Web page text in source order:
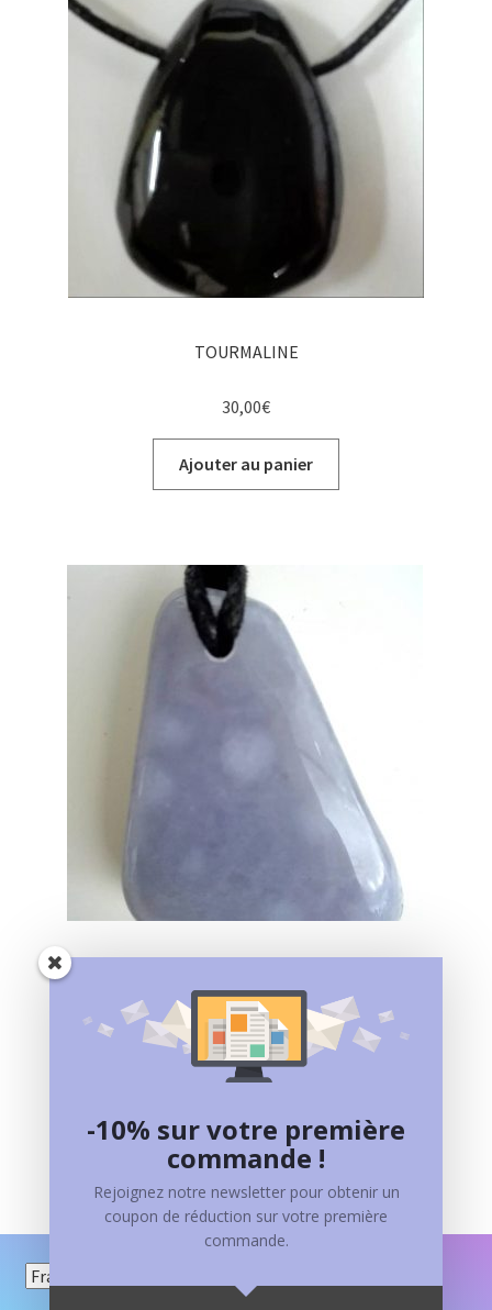
TOURMALINE
30,00€
Ajouter au panier
45,00€
Ajouter au panier
Choisir
-10% sur votre première
commande !
Rejoignez notre newsletter pour obtenir un
coupon de réduction sur votre première
commande.